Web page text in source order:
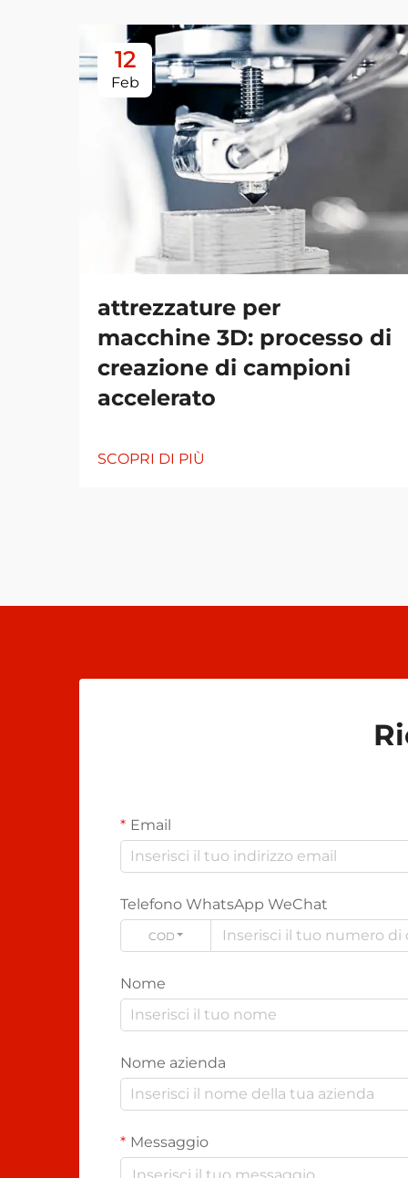
12
Feb
attrezzature per
macchine 3D: processo di
creazione di campioni
accelerato
SCOPRI DI PIÙ
Email
Telefono WhatsApp WeChat
CODE
Nome
Nome azienda
Messaggio